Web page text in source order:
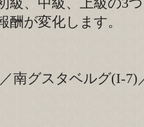
級、中級、上級の3
酬が変化します。
南グスタベルグ(I-7)